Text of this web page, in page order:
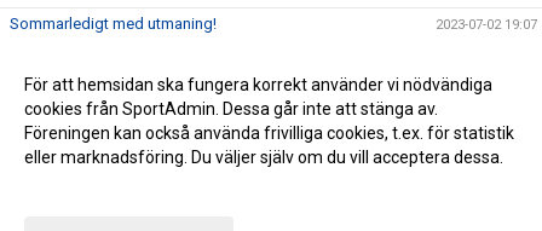
Sommarledigt med utmaning! 2023-07-02 19:07
För att hemsidan ska fungera korrekt använder vi nödvändiga
cookies från SportAdmin. Dessa går inte att stänga av.
Föreningen kan också använda frivilliga cookies, t.ex. för statistik
eller marknadsföring. Du väljer själv om du vill acceptera dessa.